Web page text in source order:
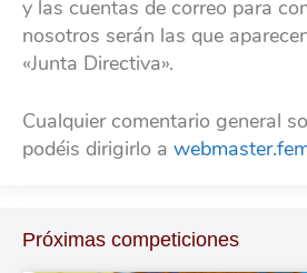
y las cuentas de correo para
nosotros serán las que
«Junta Directiva».
Cualquier comentario general
podéis dirigirlo a
Próximas competiciones